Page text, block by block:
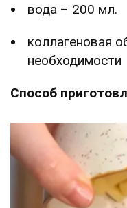
вода – 200 мл.
коллагеновая
необходимости
Способ